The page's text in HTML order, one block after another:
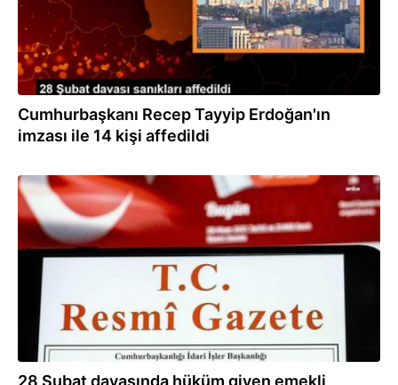
Cumhurbaşkanı Recep Tayyip Erdoğan'ın
imzası ile 14 kişi affedildi
17.05.2024
28 Şubat davasında hüküm giyen emekli